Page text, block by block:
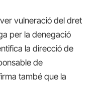
vulneració del dret
per la denegació
la direcció de
de
també que la